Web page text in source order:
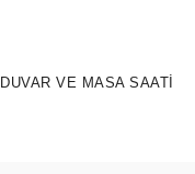
DUVAR VE MASA SAATİ